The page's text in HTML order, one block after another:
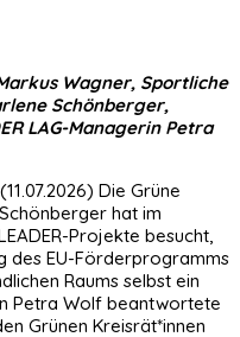
Wagner, Sportliche
Schönberger,
LAG-Managerin Petra
Die Grüne
hat im
Projekte besucht,
des EU-Förderprogramms
Raums selbst ein
Petra Wolf beantwortete
Grünen Kreisrät*innen